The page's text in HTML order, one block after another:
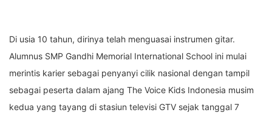
Di usia 10 tahun, dirinya telah menguasai instrumen gitar.
Alumnus SMP Gandhi Memorial International School ini mulai
merintis karier sebagai penyanyi cilik nasional dengan tampil
sebagai peserta dalam ajang The Voice Kids Indonesia musim
kedua yang tayang di stasiun televisi GTV sejak tanggal 7